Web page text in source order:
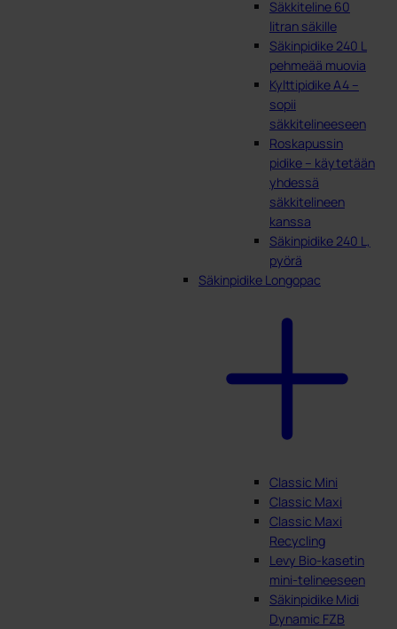
Säkkiteline 60
litran säkille
Säkinpidike 240 L
pehmeää muovia
Kylttipidike A4 –
sopii
säkkitelineeseen
Roskapussin
pidike – käytetään
yhdessä
säkkitelineen
kanssa
Säkinpidike 240 L,
pyörä
Säkinpidike Longopac
Classic Mini
Classic Maxi
Classic Maxi
Recycling
Levy Bio-kasetin
mini-telineeseen
Säkinpidike Midi
Dynamic FZB